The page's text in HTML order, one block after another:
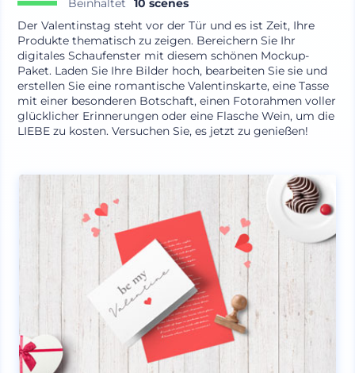
Beinhaltet
10 scenes
Der Valentinstag steht vor der Tür und es ist Zeit, Ihre
Produkte thematisch zu zeigen. Bereichern Sie Ihr
digitales Schaufenster mit diesem schönen Mockup-
Paket. Laden Sie Ihre Bilder hoch, bearbeiten Sie sie und
erstellen Sie eine romantische Valentinskarte, eine Tasse
mit einer besonderen Botschaft, einen Fotorahmen voller
glücklicher Erinnerungen oder eine Flasche Wein, um die
LIEBE zu kosten. Versuchen Sie, es jetzt zu genießen!